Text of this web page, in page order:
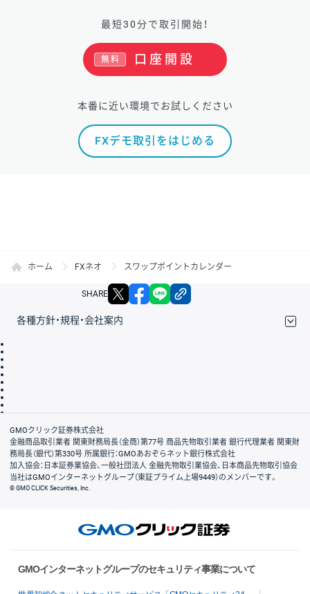
最短30分で取引開始！
口座開設
無料
本番に近い環境でお試しください
FXデモ取引をはじめる
ホーム FXネオ スワップポイントカレンダー
SHARE X facebook
各種方針・規程・会社案内
会社案内
GMOクリック証券株式会社
金融商品取引業者 関東財務局長（金商）第77号 商品先物取引業者 銀行代理業者 関東財
務局長（銀代）第330号 所属銀行：GMOあおぞらネット銀行株式会社
加入協会：日本証券業協会、一般社団法人 金融先物取引業協会、日本商品先物取引協会
当社はGMOインターネットグループ（東証プライム上場9449）のメンバーです。
© GMO CLICK Securities, Inc.
GMOインターネットグループのセキュリティ事業について